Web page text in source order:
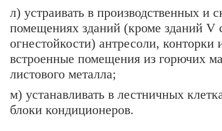
л) устраивать в производственных и
помещениях зданий (кроме зданий V
огнестойкости) антресоли, конторки
встроенные помещения из горючих
листового металла;
м) устанавливать в лестничных
блоки кондиционеров.